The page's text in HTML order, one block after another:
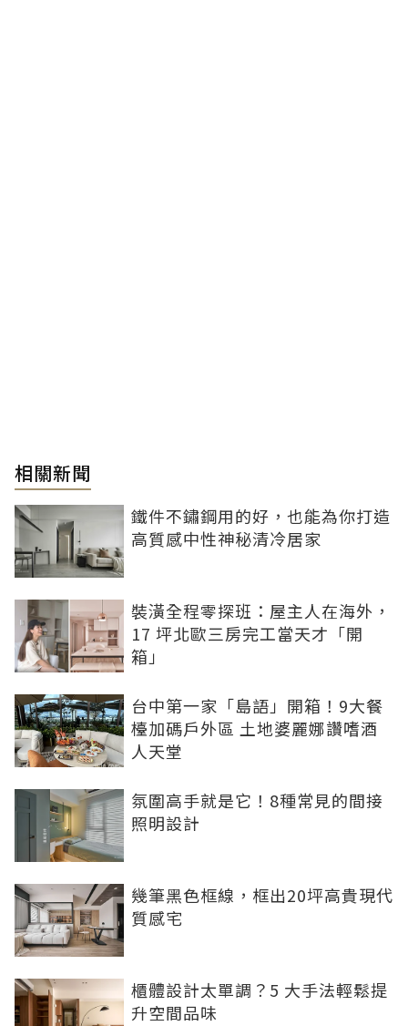
相關新聞
鐵件不鏽鋼用的好，也能為你打造
高質感中性神秘清冷居家
裝潢全程零探班：屋主人在海外，
17 坪北歐三房完工當天才「開
箱」
台中第一家「島語」開箱！9大餐
檯加碼戶外區 土地婆麗娜讚嗜酒
人天堂
氛圍高手就是它！8種常見的間接
照明設計
幾筆黑色框線，框出20坪高貴現代
質感宅
櫃體設計太單調？5 大手法輕鬆提
升空間品味